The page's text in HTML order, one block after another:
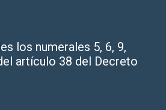
los numerales 5, 6, 9,
artículo 38 del Decreto